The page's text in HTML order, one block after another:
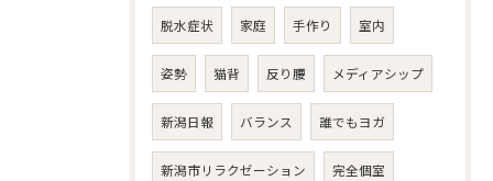
脱水症状 家庭 手作り 室内
姿勢 猫背 反り腰 メディアシップ
新潟日報 バランス 誰でもヨガ
新潟市リラクゼーション 完全個室